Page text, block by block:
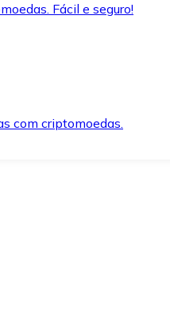
Fácil e seguro!
com criptomoedas.
e segura.
precisar.